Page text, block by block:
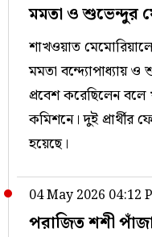
মমতা ও শুভেন্দুর
শাখওয়াত
মমতা বন্দ্যোপাধ্যায়
প্রবেশ করেছিলেন বলে
কমিশনে। দুই প্রার্থীর
হয়েছে।
04 May 2026 04:12
পরাজিত শশী